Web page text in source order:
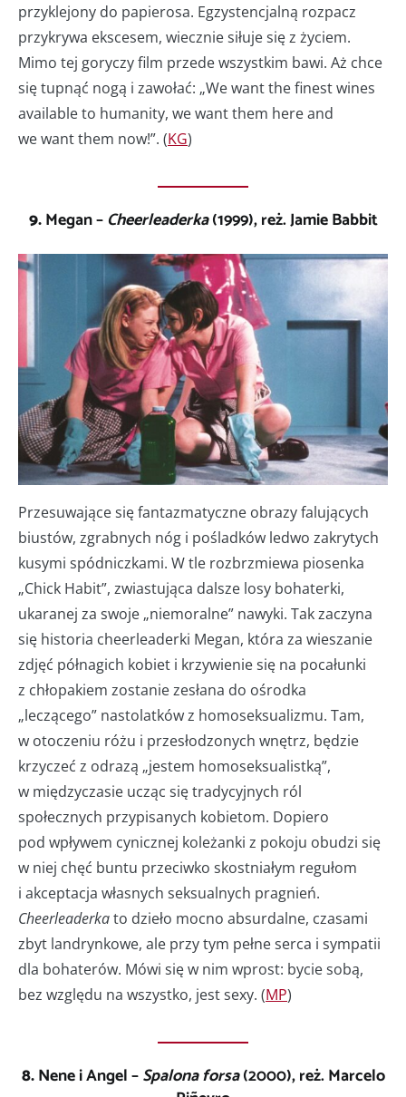
przyklejony do papierosa. Egzystencjalną rozpacz
przykrywa ekscesem, wiecznie siłuje się z życiem.
Mimo tej goryczy film przede wszystkim bawi. Aż chce
się tupnąć nogą i zawołać: „We want the finest wines
available to humanity, we want them here and
we want them now!”. (KG)
9.Megan – Cheerleaderka(1999), reż. Jamie Babbit
Przesuwające się fantazmatyczne obrazy falujących
biustów, zgrabnych nóg i pośladków ledwo zakrytych
kusymi spódniczkami. W tle rozbrzmiewa piosenka
„Chick Habit”, zwiastująca dalsze losy bohaterki,
ukaranej za swoje „niemoralne” nawyki. Tak zaczyna
się historia cheerleaderki Megan, która za wieszanie
zdjęć półnagich kobiet i krzywienie się na pocałunki
z chłopakiem zostanie zesłana do ośrodka
„leczącego” nastolatków z homoseksualizmu. Tam,
w otoczeniu różu i przesłodzonych wnętrz, będzie
krzyczeć z odrazą „jestem homoseksualistką”,
w międzyczasie ucząc się tradycyjnych ról
społecznych przypisanych kobietom. Dopiero
pod wpływem cynicznej koleżanki z pokoju obudzi się
w niej chęć buntu przeciwko skostniałym regułom
i akceptacja własnych seksualnych pragnień.
Cheerleaderkato dzieło mocno absurdalne, czasami
zbyt landrynkowe, ale przy tym pełne serca i sympatii
dla bohaterów. Mówi się w nim wprost: bycie sobą,
bez względu na wszystko, jest sexy. (MP)
8.Nene i Angel–Spalona forsa(2000), reż. Marcelo